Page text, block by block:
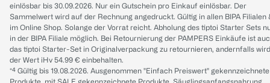
einlösbar bis 30.09.2026. Nur ein Gutschein pro Einkauf einlösbar. Der
Sammelwert wird auf der Rechnung angedruckt. Gültig in allen BIPA Filialen
im Online Shop. Solange der Vorrat reicht. Abholung des tiptoi Starter Sets
in der BIPA Filiale möglich. Bei Retournierung der PAMPERS Einkäufe ist
das tiptoi Starter-Set in Originalverpackung zu retournieren, andernfalls wird
der Wert iHv 54.99 € einbehalten.
*⁴ Gültig bis 19.08.2026. Ausgenommen "Einfach Preiswert" gekennzeichnete
Produkte, mit SALE gekennzeichnete Produkte, Säuglingsanfangsnahrung,